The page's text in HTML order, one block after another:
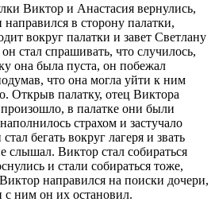
Виктор и Анастасия вернулись,
в сторону палатки,
вокруг палатки и завет Светлану
стал спрашивать, что случилось,
она была пуста, он побежал
что она могла уйти к ним
Открыв палатку, отец Виктора
в палатке они были
страхом и застучало
бегать вокруг лагеря и звать
слышал. Виктор стал собираться
и стали собираться тоже,
направился на поиски дочери,
с ним он их остановил.